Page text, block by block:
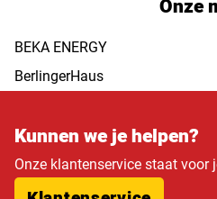
Onze
BEKA ENERGY
BerlingerHaus
Kunnen we je helpen?
Onze klantenservice staat voor